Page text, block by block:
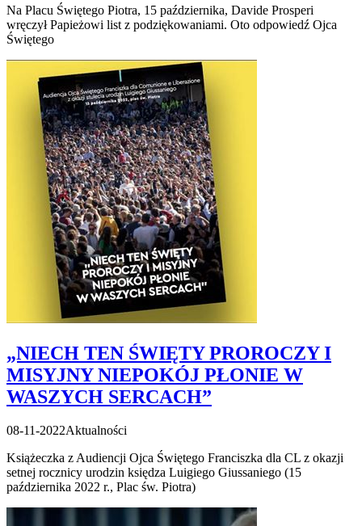
Na Placu Świętego Piotra, 15 października, Davide Prosperi
wręczył Papieżowi list z podziękowaniami. Oto odpowiedź Ojca
Świętego
„NIECH TEN ŚWIĘTY PROROCZY I
MISYJNY NIEPOKÓJ PŁONIE W
WASZYCH SERCACH”
08-11-2022Aktualności
Książeczka z Audiencji Ojca Świętego Franciszka dla CL z okazji
setnej rocznicy urodzin księdza Luigiego Giussaniego (15
października 2022 r., Plac św. Piotra)